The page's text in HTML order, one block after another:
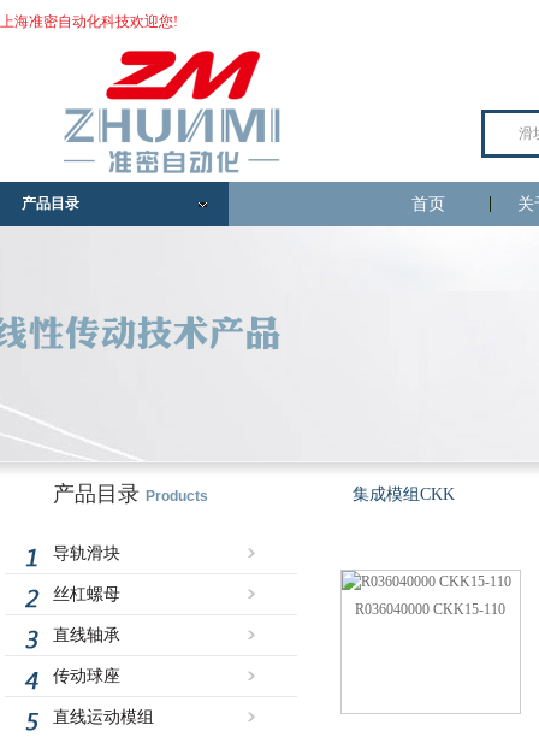
上海准密自动化科技欢迎您!
产品目录 首页 关
产品目录 Products
导轨滑块
丝杠螺母
直线轴承
传动球座
直线运动模组
集成模组CKK
R036040000 CKK15-110